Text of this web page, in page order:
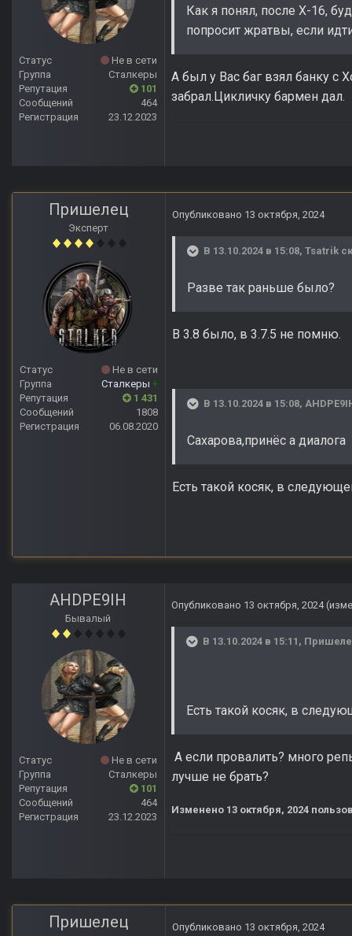
Статус
Не в сети
Группа
Сталкеры
Репутация
101
Сообщений
464
Регистрация
23.12.2023
Как я понял, после Х-16,
попросит жратвы, если
А был у Вас баг взял банку с
забрал.Цикличку бармен дал.
Пришелец
Эксперт
Статус
Не в сети
Группа
Сталкеры +
Репутация
1 431
Сообщений
1808
Регистрация
06.08.2020
Опубликовано 13 октября, 2024
В 13.10.2024 в 15:08, Tsatrik
Разве так раньше было?
В 3.8 было, в 3.7.5 не помню.
В 13.10.2024 в 15:08,
Сахарова,принёс а диалога
Есть такой косяк, в
AHDPE9IH
Бывалый
Статус
Не в сети
Группа
Сталкеры
Репутация
101
Сообщений
464
Регистрация
23.12.2023
Опубликовано 13 октября, 2024
В 13.10.2024 в 15:11,
Есть такой косяк, в
А если провалить? много
лучше не брать?
Изменено 13 октября, 2024
Пришелец Опубликовано 13 октября, 2024